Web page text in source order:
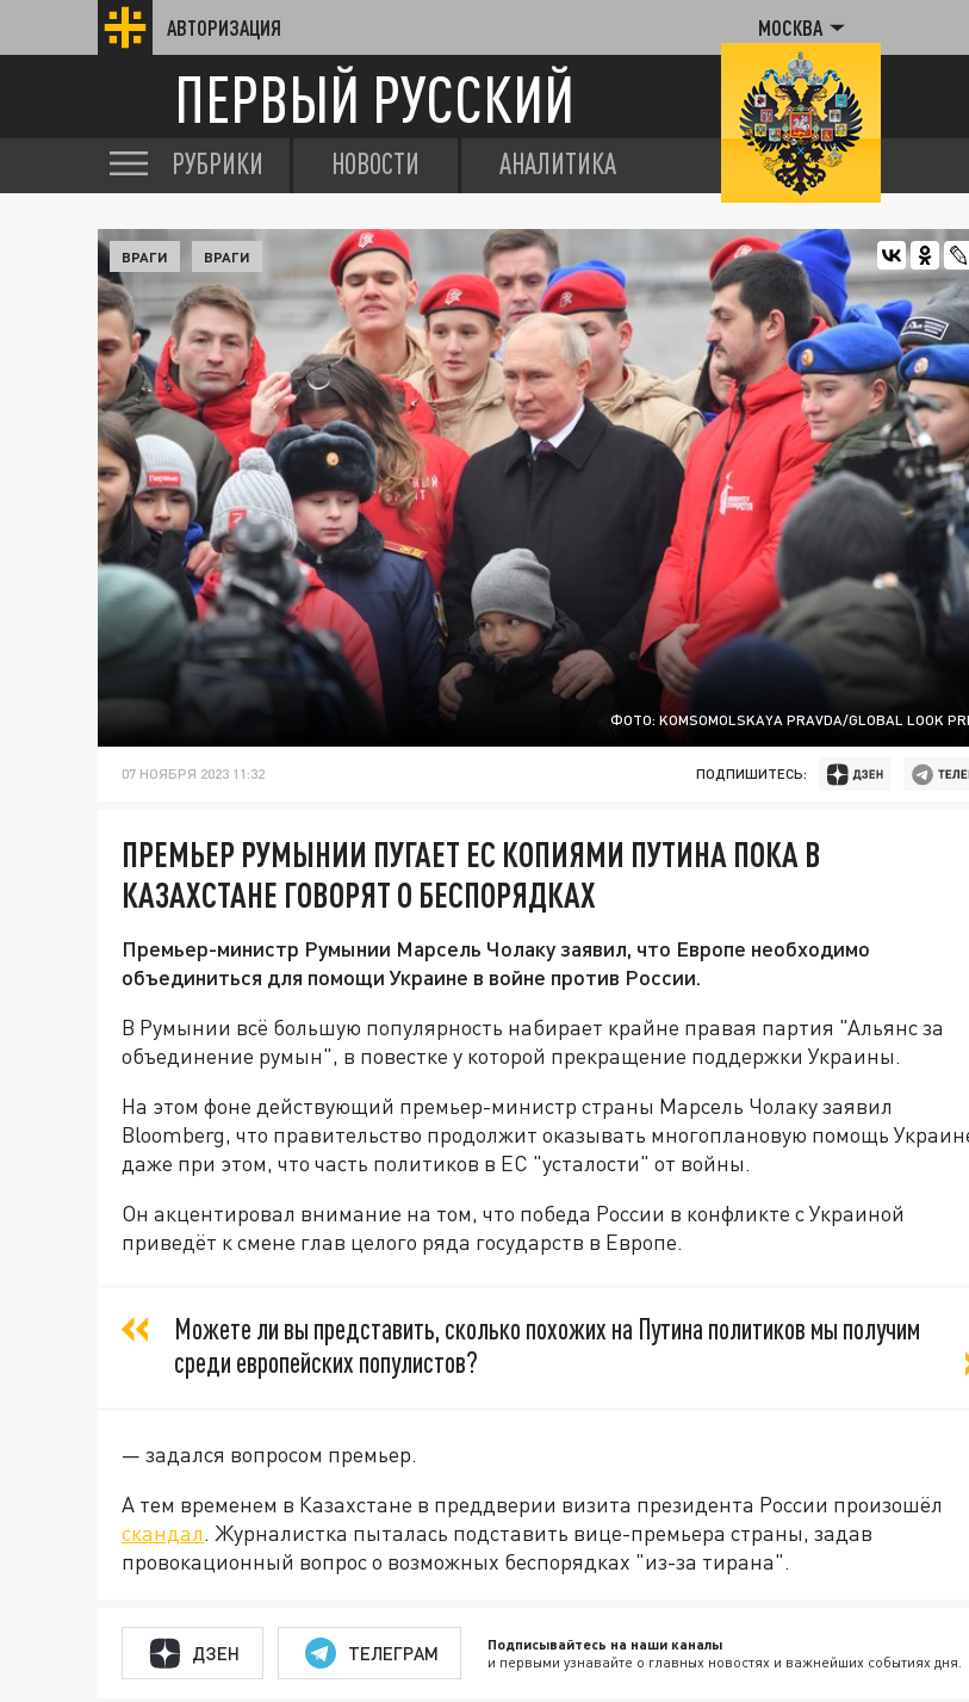
АВТОРИЗАЦИЯ МОСКВА
ПЕРВЫЙ РУССКИЙ
РУБРИКИ НОВОСТИ АНАЛИТИКА
ФОТО: KOMSOMOLSKAYA PRAVDA/GLOBAL LOOK
ВРАГИ ВРАГИ
07 НОЯБРЯ 2023 11:32 ПОДПИШИТЕСЬ:
ПРЕМЬЕР РУМЫНИИ ПУГАЕТ ЕС КОПИЯМИ ПУТИНА ПОКА В
КАЗАХСТАНЕ ГОВОРЯТ О БЕСПОРЯДКАХ
Премьер-министр Румынии Марсель Чолаку заявил, что Европе необходимо
объединиться для помощи Украине в войне против России.
В Румынии всё большую популярность набирает крайне правая партия "Альянс за
объединение румын", в повестке у которой прекращение поддержки Украины.
На этом фоне действующий премьер-министр страны Марсель Чолаку заявил
Bloomberg, что правительство продолжит оказывать многоплановую помощь
даже при этом, что часть политиков в ЕС "усталости" от войны.
Он акцентировал внимание на том, что победа России в конфликте с Украиной
приведёт к смене глав целого ряда государств в Европе.
Можете ли вы представить, сколько похожих на Путина политиков мы получим
среди европейских популистов?
— задался вопросом премьер.
А тем временем в Казахстане в преддверии визита президента России произошёл
скандал. Журналистка пыталась подставить вице-премьера страны, задав
провокационный вопрос о возможных беспорядках "из-за тирана".
ДЗЕН ТЕЛЕГРАМ Подписывайтесь на наши каналы
и первыми узнавайте о главных новостях и важнейших событиях дня.